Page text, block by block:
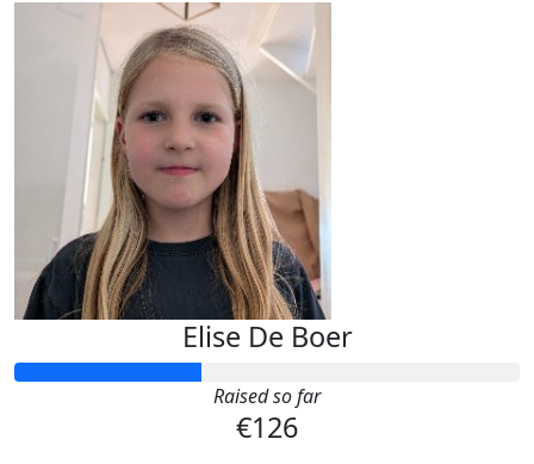
Elise De Boer
Raised so far
€126